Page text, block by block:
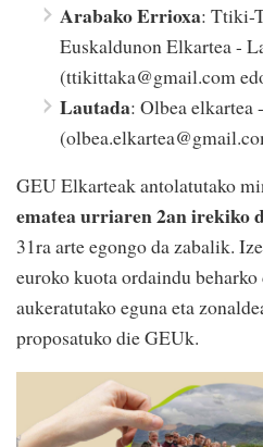
Arabako Errioxa: Ttiki-
Euskaldunon Elkartea -
(ttikittaka@gmail.com
Lautada: Olbea elkartea
GEU Elkarteak antolatutako
ematea urriaren 2an irekiko
31ra arte egongo da zabalik.
euroko kuota ordaindu
aukeratutako eguna eta
proposatuko die GEUk.